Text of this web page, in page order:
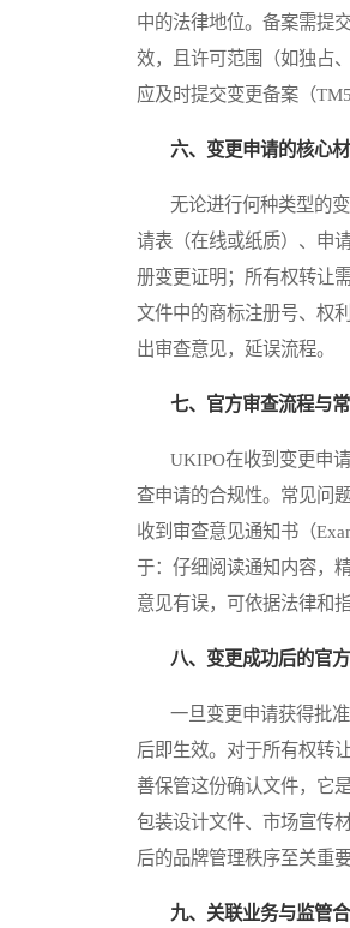
中的法律地位。备案需提
效，且许可范围（如独占
应及时提交变更备案（
六、变更申请的核心
无论进行何种类型的变
请表（在线或纸质）、申
册变更证明；所有权转让
文件中的商标注册号、权
出审查意见，延误流程。
七、官方审查流程与
UKIPO在收到变更申请
查申请的合规性。常见问
收到审查意见通知书（
于：仔细阅读通知内容，
意见有误，可依据法律和
八、变更成功后的官
一旦变更申请获得批准
后即生效。对于所有权转
善保管这份确认文件，它
包装设计文件、市场宣传
后的品牌管理秩序至关重要
九、关联业务与监管